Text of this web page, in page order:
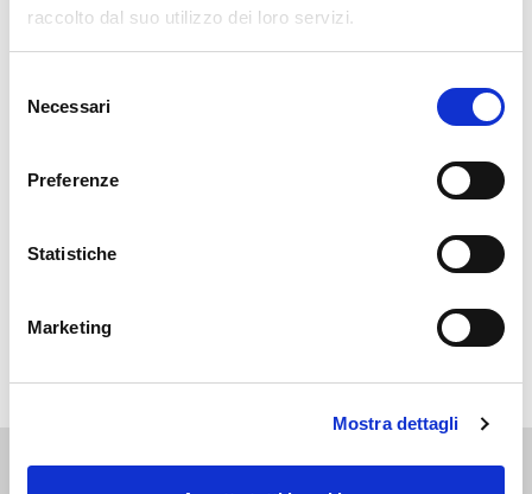
raccolto dal suo utilizzo dei loro servizi.
delNecessari
Preferenze
Statistiche
Marketing
Mostra dettagli
Categorie
Press